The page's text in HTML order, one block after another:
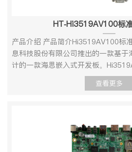
满足客户应用的 产品小型化设计和
寸 HT-3519AV200 -机械尺寸图 2、
发板连接器：连接器型号（开发板）
板）引脚间距引脚数量 3、硬件规格
说明核心配置处理器Hi3519AV200
A55@1.2GHz算力2.5Tops INT8存
MemoryEMMC8GB连接器开发板连
110M/100M/
温度：0℃～＋70℃；湿度:RH40%～
HT-Hi3519AV100标
产品介绍 产品简介Hi3519AV100标
息科技股份有限公司推出的一款基
计的一款海思嵌入式开发板。
2*ARM Cortex A53@1.5GHz，
Dcache /256KB L2 cache ，支持
络运算性能，支持 AlexNet、 VGG
GoogLeNet 等多种分类神经网络。
板标配为索尼IMX334镜头模组输入
查看更多